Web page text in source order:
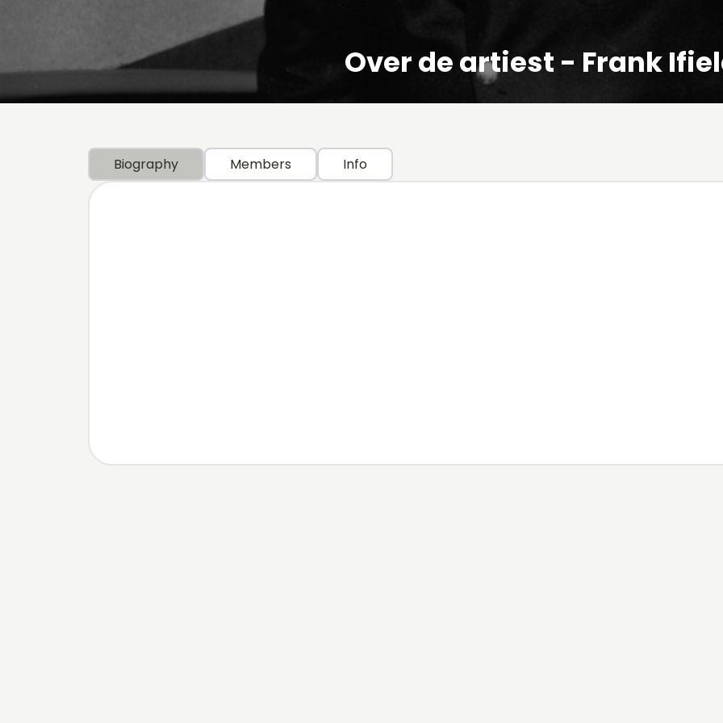
Over de artiest - Frank
Biography Members Info